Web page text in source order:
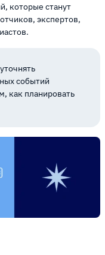
которые станут
экспертов,
событий
как планировать